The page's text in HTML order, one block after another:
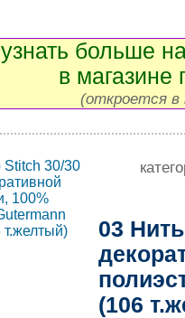
узнать больше
в магазине
(откроется в
03
(106